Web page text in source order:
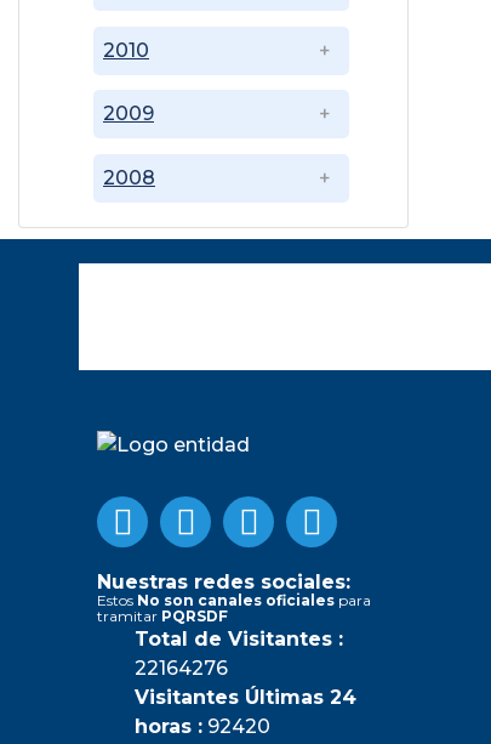
2008
2009
2010
Nuestras redes sociales:
Estos No son canales oficiales para
tramitar PQRSDF
Total de Visitantes :
22164276
Visitantes Últimas 24
horas : 92420